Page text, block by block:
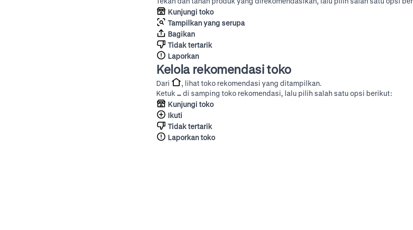
Kunjungi toko
Tampilkan yang serupa
Bagikan
Tidak tertarik
Laporkan
Kelola rekomendasi toko
Dari
, lihat toko rekomendasi yang ditampilkan.
Ketuk …di samping toko rekomendasi, lalu pilih salah satu opsi berikut:
Kunjungi toko
Ikuti
Tidak tertarik
Laporkan toko